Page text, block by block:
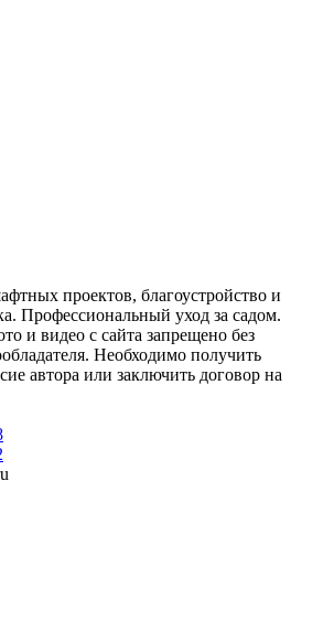
проектов, благоустройство и
Профессиональный уход за садом.
и видео с сайта запрещено без
Необходимо получить
автора или заключить договор на